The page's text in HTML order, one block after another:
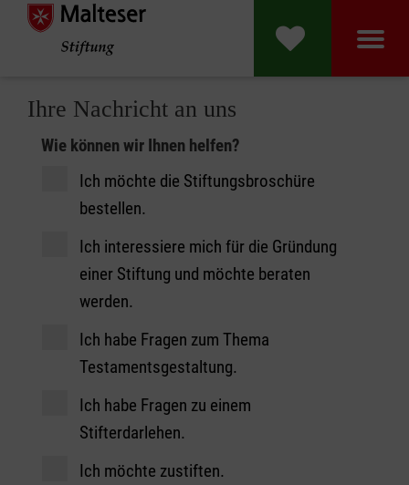
Ihre Nachricht an uns
Kontaktformular
Wie können wir Ihnen helfen?
Ich möchte die Stiftungsbroschüre
bestellen.
Ich interessiere mich für die Gründung
einer Stiftung und möchte beraten
werden.
Ich habe Fragen zum Thema
Testamentsgestaltung.
Ich habe Fragen zu einem
Stifterdarlehen.
Ich möchte zustiften.